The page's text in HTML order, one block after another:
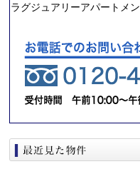
ラグジュアリーアパートメ